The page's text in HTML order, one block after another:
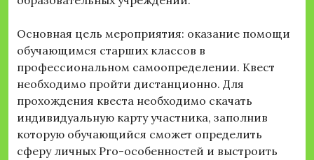
Основная цель мероприятия: оказание помощи
обучающимся старших классов в
профессиональном самоопределении. Квест
необходимо пройти дистанционно. Для
прохождения квеста необходимо скачать
индивидуальную карту участника, заполнив
которую обучающийся сможет определить
сферу личных Pro-особенностей и выстроить